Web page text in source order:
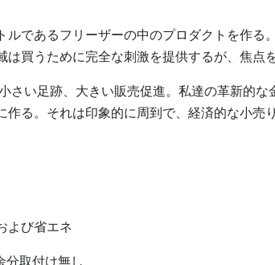
ルであるフリーザーの中のプロダクトを作る
買うために完全な刺激を提供するが、焦点
さい足跡、大きい販売促進。私達の革新的
る。それは印象的に周到で、経済的な小売
よび省エネ
分取付け無し